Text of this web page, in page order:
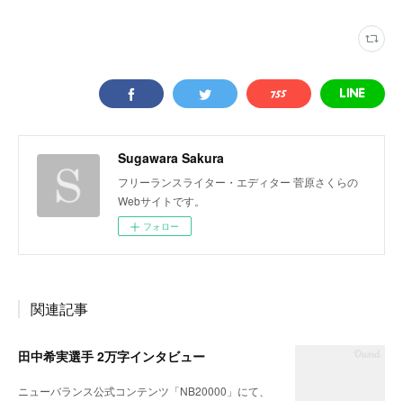
Sugawara Sakura
フリーランスライター・エディター 菅原さくらの
Webサイトです。
フォロー
関連記事
田中希実選手 2万字インタビュー
ニューバランス公式コンテンツ「NB20000」にて、